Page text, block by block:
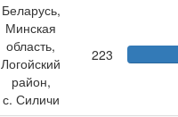
Беларусь,
Минская
область,
Логойский
район,
с. Силичи
223